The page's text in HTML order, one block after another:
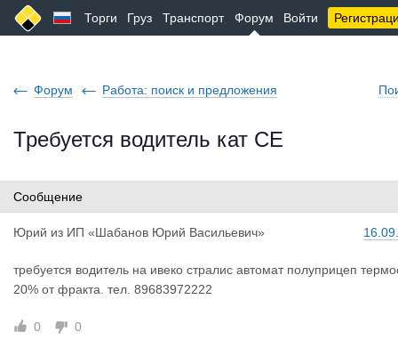
Торги Груз Транспорт Форум Войти
Форум Работа: поиск и предложения
Требуется водитель кат СЕ
Сообщение
Юрий из ИП «Шабанов Юрий Васильевич»
требуется водитель на ивеко стралис автомат полуприцеп
20% от фракта. тел. 89683972222
0 0